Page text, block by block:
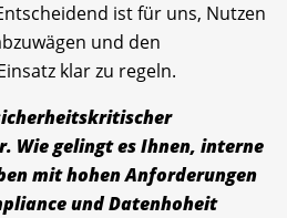
ist für uns, Nutzen
und den
klar zu regeln.
gelingt es Ihnen, interne
mit hohen Anforderungen
und Datenhoheit